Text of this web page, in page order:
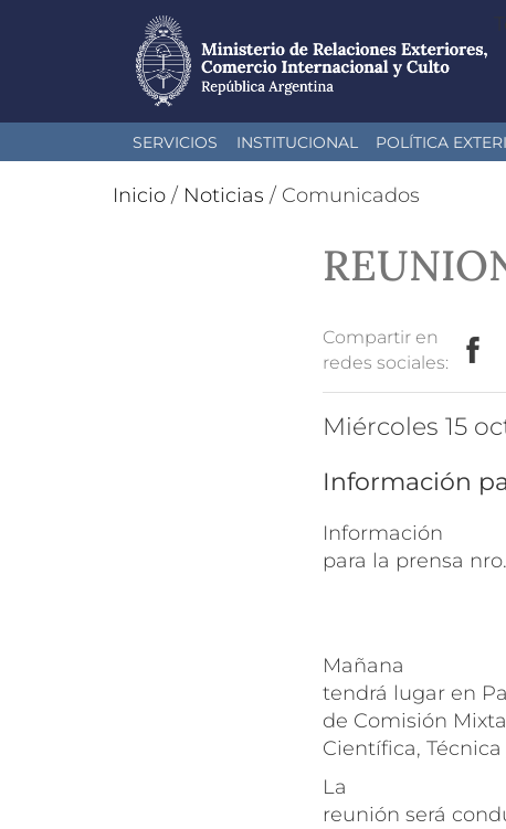
al
SERVICIOS INSTITUCIONAL POLÍTICA
Inicio / Noticias / Comunicados
Compartir en
redes sociales:
miércoles 15
Información
Información
para la prensa
Mañana
tendrá lugar en
de Comisión
Científica,
La
reunión será